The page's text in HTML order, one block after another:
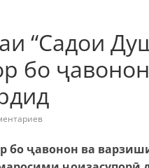
“Садои
бо
бо ҷавонон ва